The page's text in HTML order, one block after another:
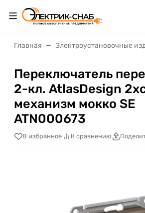
Главная Электроустановочные
Переключатель
2-кл. AtlasDesign
механизм мокко SE
ATN000673
В избранное К сравнению